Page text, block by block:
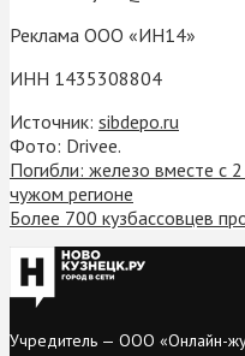
Реклама ООО «ИН14»
ИНН 1435308804
Источник: sibdepo.ru
Фото: Drivee.
Погибли: железо вместе с
чужом регионе
Более 700 кузбассовцев
Учредитель — ООО «Онлайн-